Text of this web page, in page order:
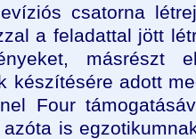
csatorna
a feladattal jött
másrészt
készítésére adott
Four
is